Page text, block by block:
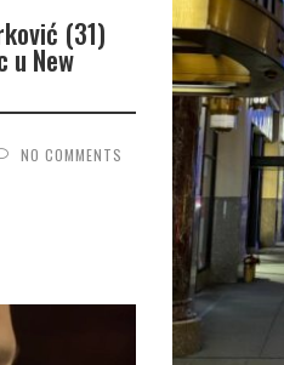
(31)
u New
NO COMMENTS